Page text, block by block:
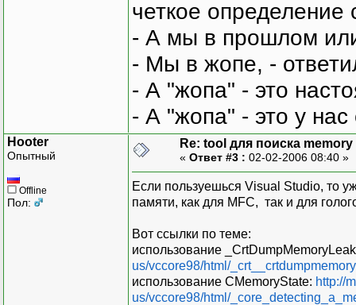
четкое
- А мы в прошлом
- Мы в жопе, -
- А "жопа" - это
- А "жопа" - это у
Hooter
Опытный
Offline
Пол:
Re: tool для поиска memory
« Ответ #3 : 02-02-2006 08:40 »
Если пользуешься Visual Studio, то
памяти, как для MFC, так и для
Вот ссылки по теме:
использование
us/vccore98/html/
использование CMemoryState: http://
us/vccore98/html/